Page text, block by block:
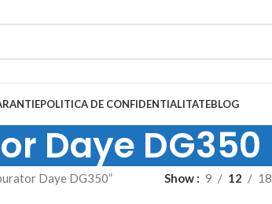
POLITICA DE CONFIDENTIALITATEBLOG
Daye DG350
Daye DG350” Show 9 12 18